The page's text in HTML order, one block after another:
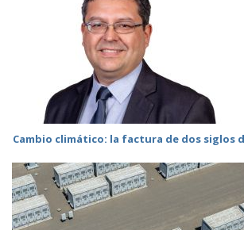
Cambio climático: la factura de dos siglos